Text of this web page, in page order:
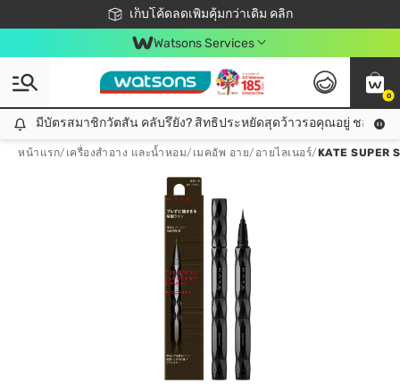
เก็บโค้ดลดเพิ่มคุ้มกว่าเดิม คลิก
ชอปออนไลน์ครั้งแรก ลดเพิ่มจุก ๆ 10%! 🎉
📦ส่งฟรี! เมื่อชอป 499฿
สมาชิกวัตสัน คลับดียังไง?
Watsons Services
0
มีบัตรสมาชิกวัตสัน คลับรึยัง? สิทธิประหยัดสุดว้าวรอคุณอยู่ ชอปคุ้มกว่าเดิม คลิก!
มีบัตรสมาชิกวัตสัน คลับรึยัง? สิทธิประหยัดสุดว้าวรอคุณอยู่ ชอปคุ้มก
หน้าแรก/ เครื่องสำอาง และน้ำหอม/ เมคอัพ อาย/ อายไลเนอร์/KATE SUPER